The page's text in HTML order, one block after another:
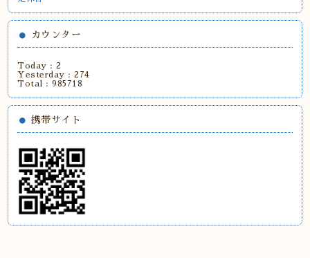
カウンター
Today :2
Yesterday :274
Total :985718
携帯サイト